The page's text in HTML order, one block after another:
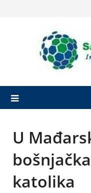
U
katolika